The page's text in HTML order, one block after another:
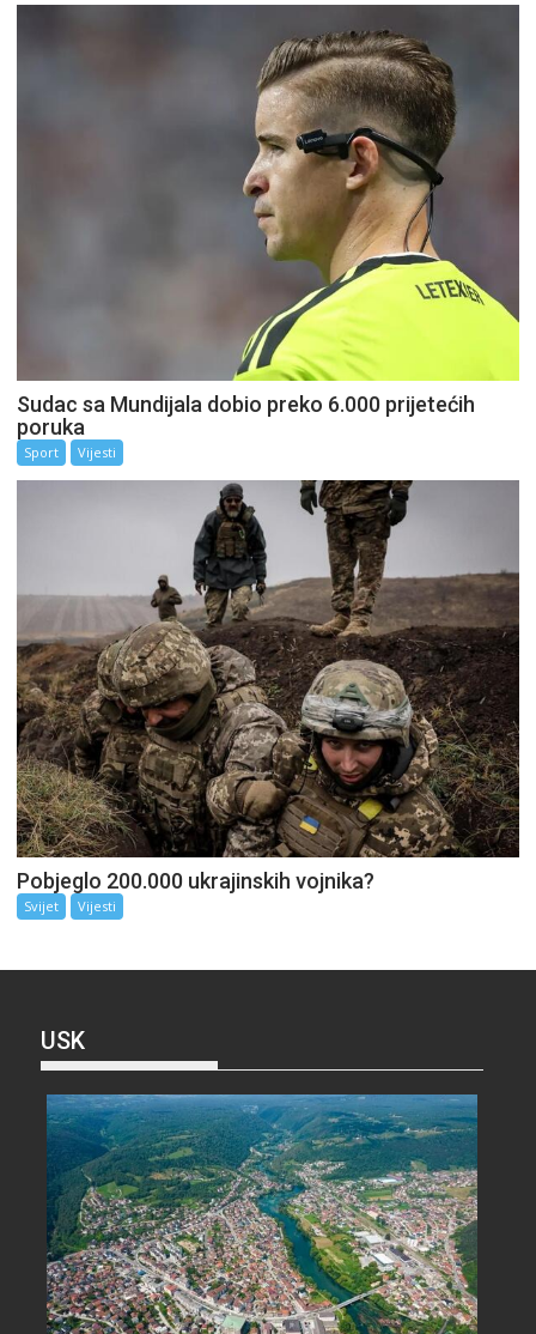
Sudac sa Mundijala dobio preko 6.000 prijetećih
poruka
Sport Vijesti
Pobjeglo 200.000 ukrajinskih vojnika?
Svijet Vijesti
USK